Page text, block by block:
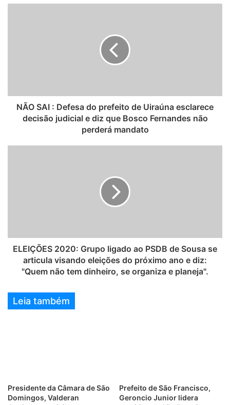
b
NÃO SAI : Defesa do prefeito de Uiraúna esclarece
decisão judicial e diz que Bosco Fernandes não
perderá mandato
ELEIÇÕES 2020: Grupo ligado ao PSDB de Sousa se
articula visando eleições do próximo ano e diz:
"Quem não tem dinheiro, se organiza e planeja".
Leia também
Presidente da Câmara de São
Domingos, Valderan
Prefeito de São Francisco,
Geroncio Junior lidera